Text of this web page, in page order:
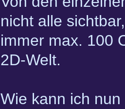
nicht alle
immer max. 100
2D-Welt.
Wie kann ich